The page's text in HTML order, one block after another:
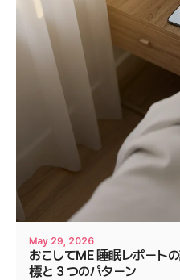
May 29, 2026
おこしてME 睡眠レポート
標と 3 つのパターン